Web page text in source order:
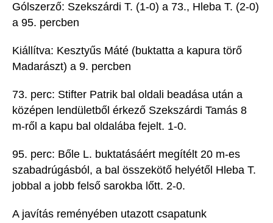
Gól szerző: Szekszárdi T. (1-0) a 73., Hleba T. (2-0)
a 95. percben
Kiállítva: Kesztyűs Máté (buktatta a kapura törő
Madarászt) a 9. percben
73. perc: Stifter Patrik bal oldali beadása után a
középen l endületből érkező Szekszárdi Tamás 8
m-ről a kapu bal oldalába fejelt. 1-0.
95. perc: Bőle L. buktatásáért megítélt 20 m-es
szabadrúgásból , a bal összekötő helyétől Hleba T.
jobbal a jobb felső sarokba lőtt. 2-0.
A javítás reményében utazott csapatunk